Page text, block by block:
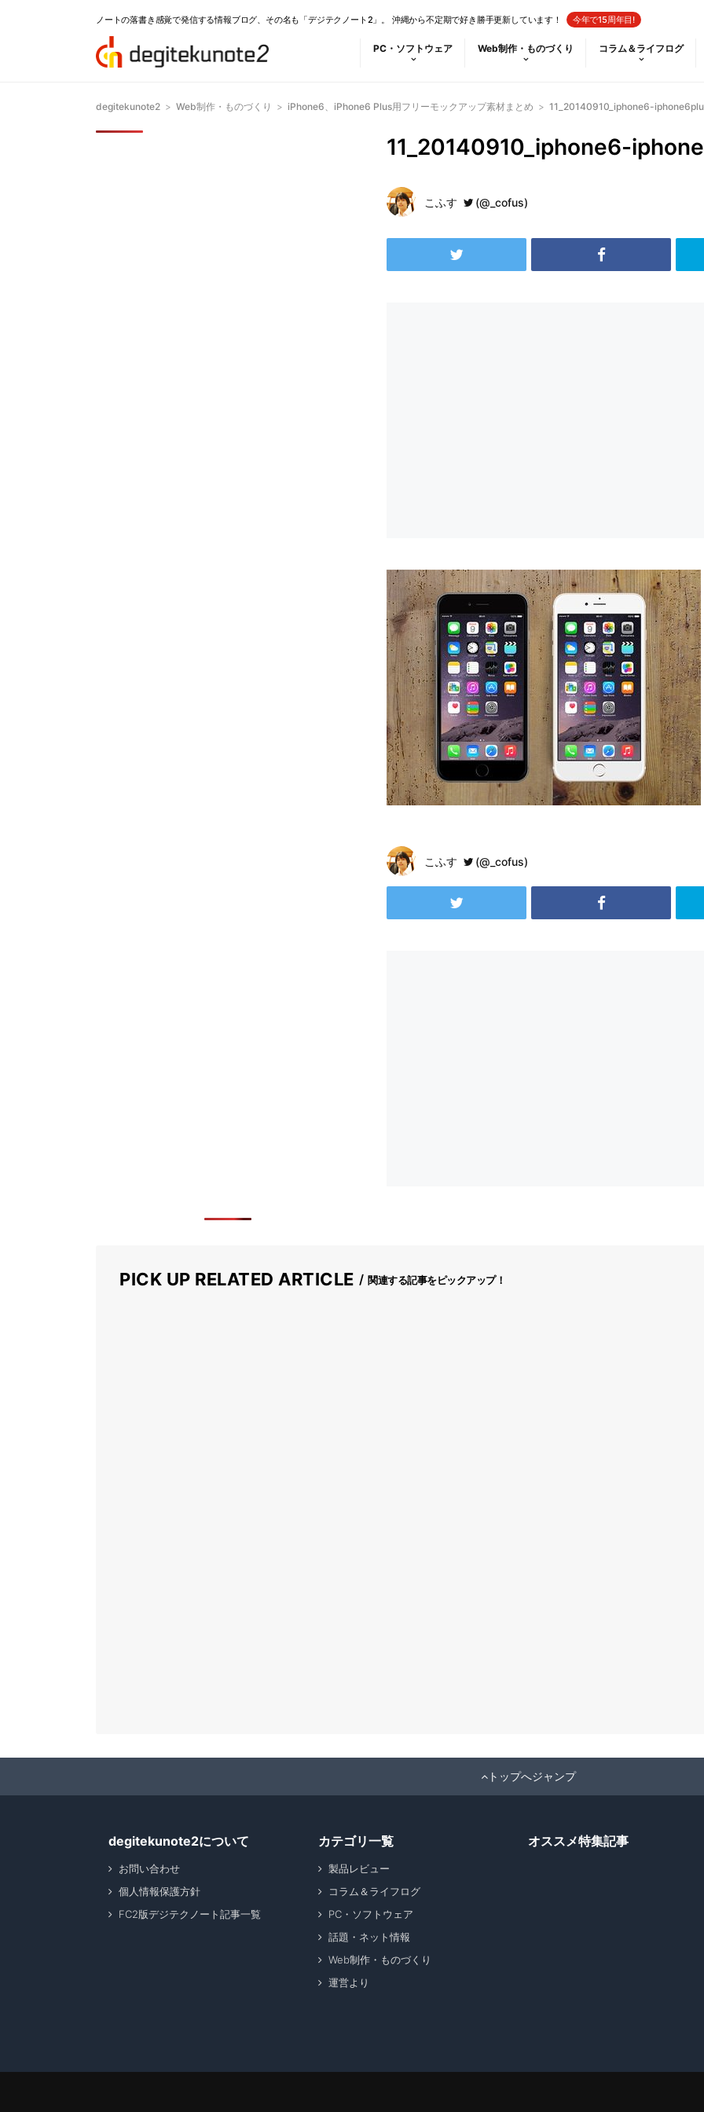
ノートの落書き感覚で発信する情報ブログ、その名も「デジテクノート2」。 沖縄から不定期で好き勝手更新しています！ 今年で15周年目!
PC・ソフトウェア Web制作・ものづくり コラム＆ライフログ
degitekunote2 > Web制作・ものづくり > iPhone6、iPhone6 Plus用フリーモックアップ素材まとめ > 11_20140910_iphone6-
11_20140910_iphone6-
こふす (@_cofus)
こふす (@_cofus)
PICK UP RELATED ARTICLE 関連する記事をピックアップ！
トップへジャンプ
degitekunote2について
お問い合わせ
個人情報保護方針
FC2版デジテクノート記事一覧
カテゴリ一覧
製品レビュー
コラム＆ライフログ
PC・ソフトウェア
話題・ネット情報
Web制作・ものづくり
運営より
オススメ特集記事